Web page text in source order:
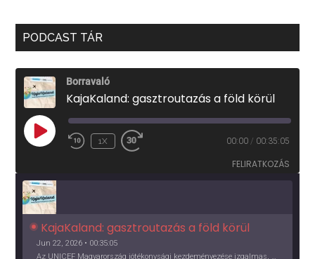
PODCAST TÁR
Borravaló
KajaKaland: gasztroutazás a föld körül
PLAY
EPISODE
1X 00:00 / 00:35:05
FELIRATKOZÁS
KajaKaland: gasztroutazás a föld körül
Jun 22, 2026 • 00:35:05
Az UNICEF Magyarország jótékonysági kezdeményezése izgalmas, egész éves világkörüli ízutazásra hív, igazi családi program és gasztroedukáció, illetve segítség a rászorulóknak is egyben.